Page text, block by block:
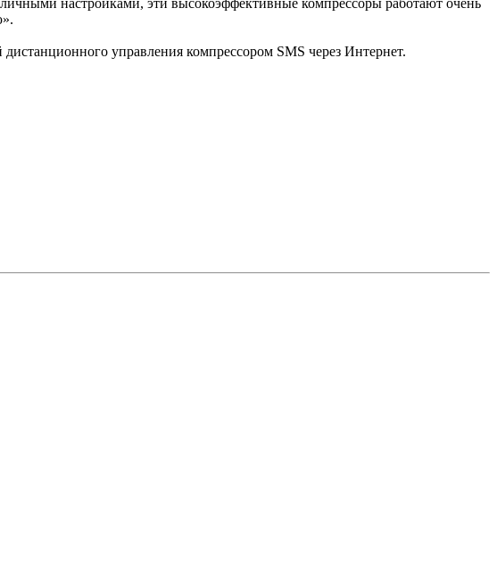
настройками, эти высокоэффективные компрессоры работают очень
управления компрессором SMS через Интернет.